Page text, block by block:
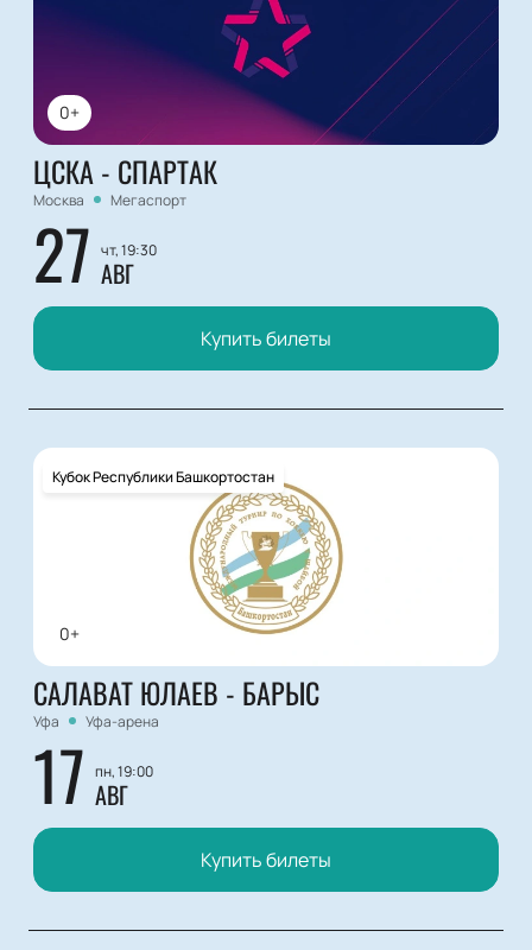
0+
ЦСКА - СПАРТАК
Москва Мегаспорт
27 чт, 19:30
АВГ
Купить билеты
0+
Кубок Республики Башкортостан
САЛАВАТ ЮЛАЕВ - БАРЫС
Уфа Уфа-арена
17 пн, 19:00
АВГ
Купить билеты